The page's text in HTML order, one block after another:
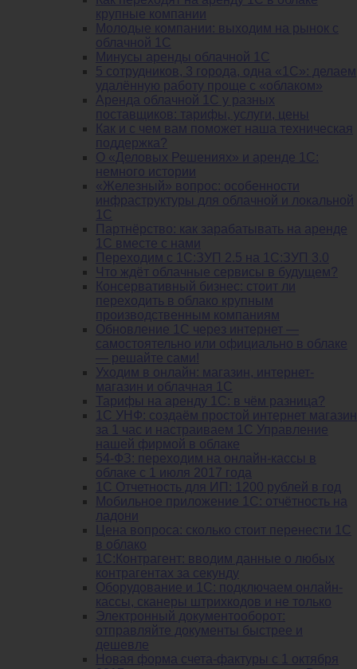
крупные компании
Молодые компании: выходим на рынок с
облачной 1С
Минусы аренды облачной 1С
5 сотрудников, 3 города, одна «1С»: делаем
удалённую работу проще с «облаком»
Аренда облачной 1С у разных
поставщиков: тарифы, услуги, цены
Как и с чем вам поможет наша техническая
поддержка?
О «Деловых Решениях» и аренде 1С:
немного истории
«Железный» вопрос: особенности
инфраструктуры для облачной и локальной
1С
Партнёрство: как зарабатывать на аренде
1С вместе с нами
Переходим с 1С:ЗУП 2.5 на 1С:ЗУП 3.0
Что ждёт облачные сервисы в будущем?
Консервативный бизнес: стоит ли
переходить в облако крупным
производственным компаниям
Обновление 1С через интернет —
самостоятельно или официально в облаке
— решайте сами!
Уходим в онлайн: магазин, интернет-
магазин и облачная 1С
Тарифы на аренду 1С: в чём разница?
1С УНФ: создаём простой интернет магазин
за 1 час и настраиваем 1С Управление
нашей фирмой в облаке
54-ФЗ: переходим на онлайн-кассы в
облаке с 1 июля 2017 года
1С Отчетность для ИП: 1200 рублей в год
Мобильное приложение 1С: отчётность на
ладони
Цена вопроса: сколько стоит перенести 1С
в облако
1С:Контрагент: вводим данные о любых
контрагентах за секунду
Оборудование и 1С: подключаем онлайн-
кассы, сканеры штрихкодов и не только
Электронный документооборот:
отправляйте документы быстрее и
дешевле
Новая форма счета-фактуры с 1 октября